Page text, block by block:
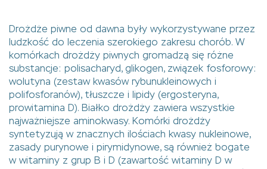
Drożdże piwne od dawna były wykorzystywane przez
ludzkość do leczenia szerokiego zakresu chorób. W
komórkach drożdży piwnych gromadzą się różne
substancje: polisacharyd, glikogen, związek fosforowy:
wolutyna (zestaw kwasów rybunukleinowych i
polifosforanów), tłuszcze i lipidy (ergosteryna,
prowitamina D). Białko drożdży zawiera wszystkie
najważniejsze aminokwasy. Komórki drożdży
syntetyzują w znacznych ilościach kwasy nukleinowe,
zasady purynowe i pirymidynowe, są również bogate
w witaminy z grup B i D (zawartość witaminy D w